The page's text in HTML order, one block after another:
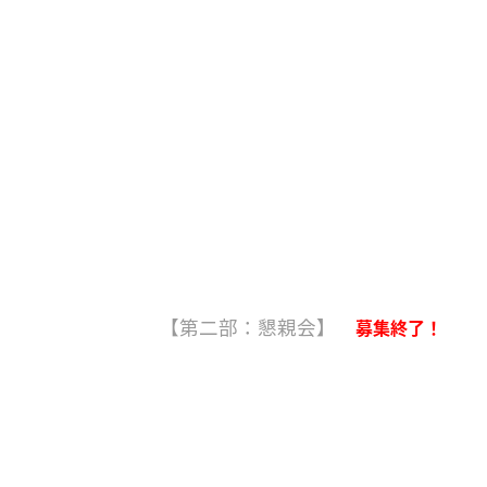
【第二部：懇親会】 募集終了！